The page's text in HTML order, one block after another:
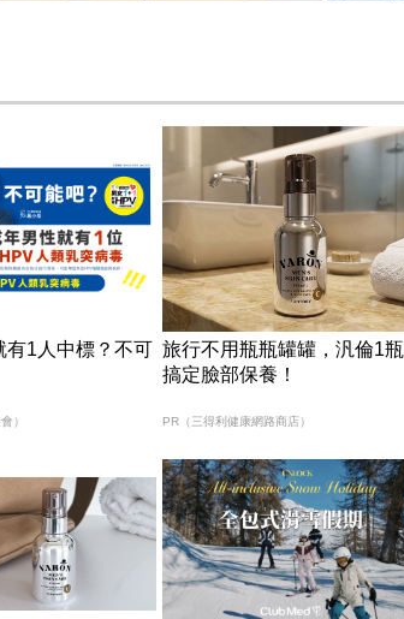
有1人中標？不可
）
旅行不用瓶瓶罐罐，汎倫1瓶
搞定臉部保養！
PR（三得利健康網路商店）